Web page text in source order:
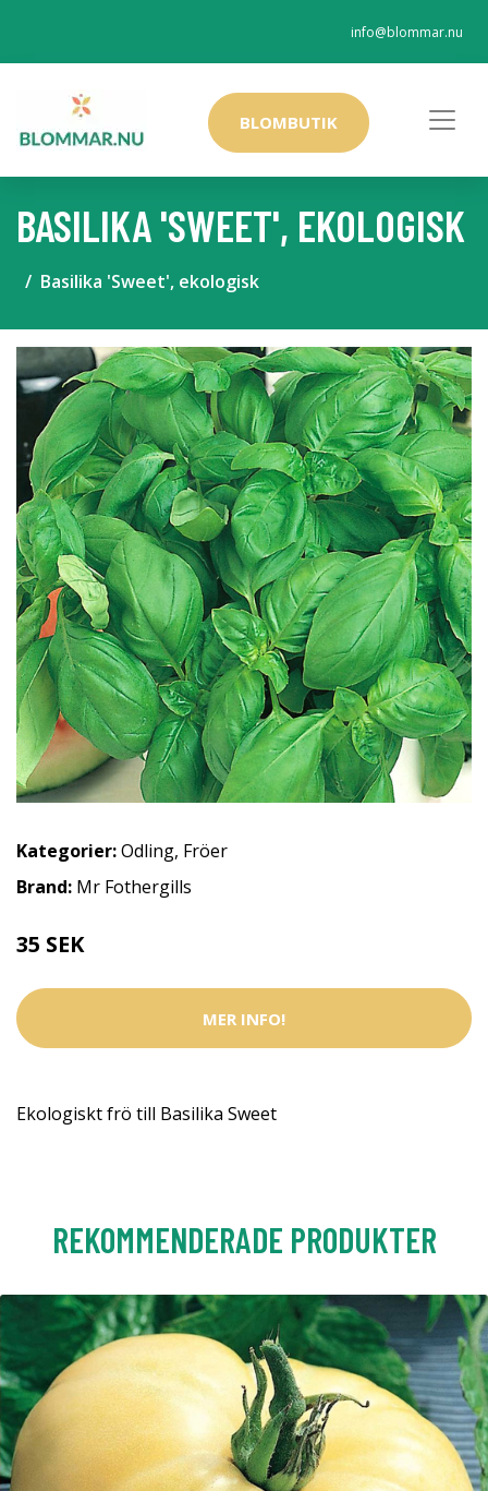
info@blommar.nu
BLOMBUTIK
BASILIKA 'SWEET', EKOLOGISK
Basilika 'Sweet', ekologisk
Kategorier:Odling, Fröer
Brand: Mr Fothergills
35 SEK
MER INFO!
Ekologiskt frö till Basilika Sweet
REKOMMENDERADE PRODUKTER